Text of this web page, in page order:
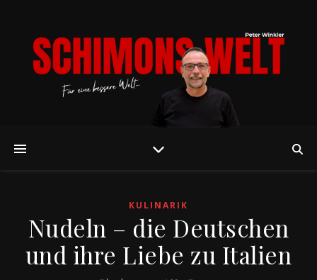
KULINARIK
Nudeln – die Deutschen
und ihre Liebe zu Italien